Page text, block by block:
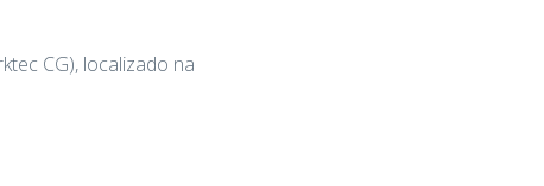
CG), localizado na